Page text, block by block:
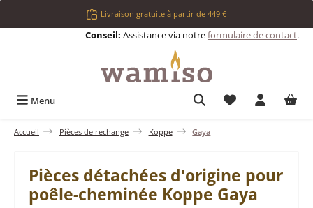
Passer au contenu principalLivraison gratuite à partir de 449 €
Conseil: Assistance via notreformulaire de contact.
Menu Vous avez 0
Accueil Pièces de rechange Koppe Gaya
Pièces détachées d'origine pour
poêle-cheminée Koppe Gaya